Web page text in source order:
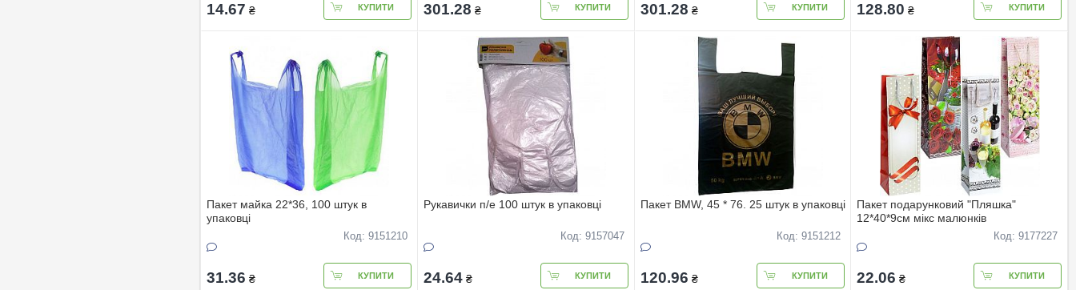
14.67 ₴ КУПИТИ 301.28 ₴ КУПИТИ 301.28 ₴ КУПИТИ 128.80 ₴ КУПИТИ
Пакет майка 22*36, 100 штук в
упаковці
Код: 9151210
31.36 ₴ КУПИТИ
Рукавички п/е 100 штук в упаковці
Код: 9157047
24.64 ₴ КУПИТИ
Пакет BMW, 45 * 76. 25 штук в упаковці
Код: 9151212
120.96 ₴ КУПИТИ
Пакет подарунковий "Пляшка"
12*40*9см мiкс малюнкiв
Код: 9177227
22.06 ₴ КУПИТИ